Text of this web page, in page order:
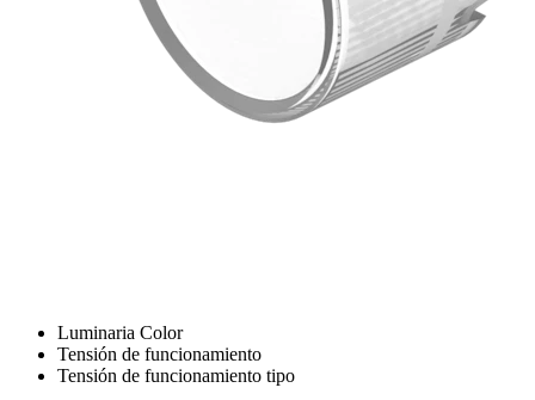
Luminaria Color
Tensión de funcionamiento
Tensión de funcionamiento tipo